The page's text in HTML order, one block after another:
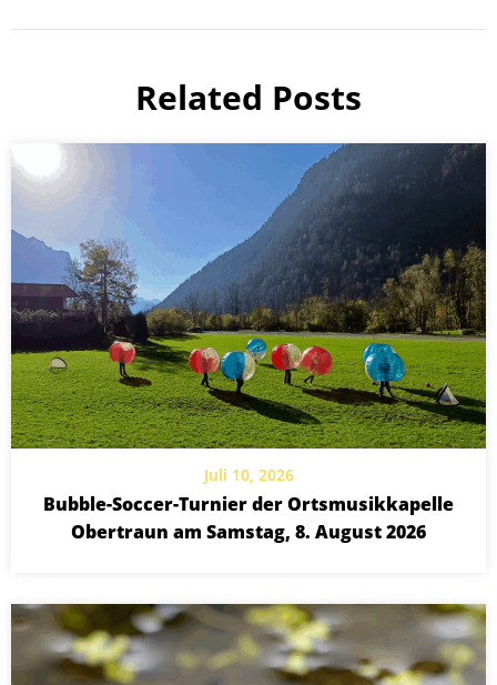
Related Posts
Juli 10, 2026
Bubble-Soccer-Turnier der Ortsmusikkapelle
Obertraun am Samstag, 8. August 2026